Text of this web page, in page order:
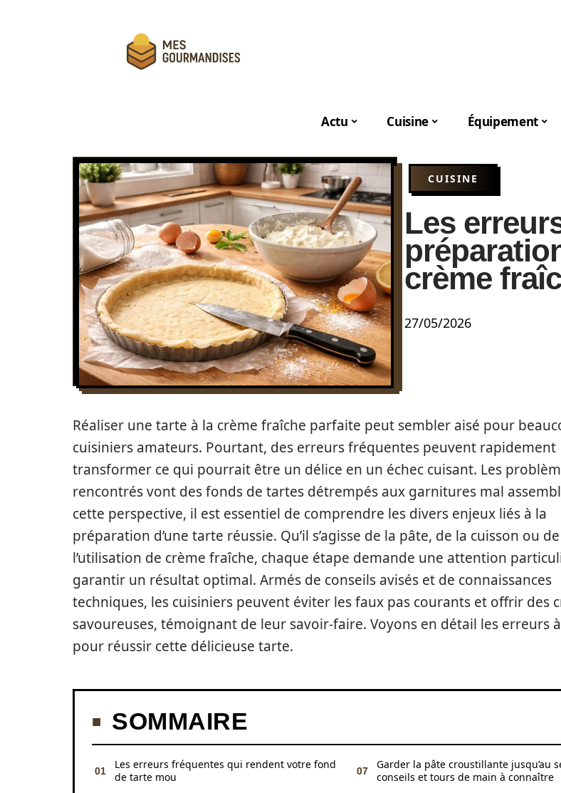
Actu Cuisine Équipement
CUISINE
Les
crème
27/05/2026
Réaliser une tarte à la crème fraîche parfaite peut sembler aisé pour
cuisiniers amateurs. Pourtant, des erreurs fréquentes peuvent rapidement
transformer ce qui pourrait être un délice en un échec cuisant. Les
rencontrés vont des fonds de tartes détrempés aux garnitures mal
cette perspective, il est essentiel de comprendre les divers enjeux liés à la
préparation d’une tarte réussie. Qu’il s’agisse de la pâte, de la cuisson ou de
l’utilisation de crème fraîche, chaque étape demande une attention
garantir un résultat optimal. Armés de conseils avisés et de connaissances
techniques, les cuisiniers peuvent éviter les faux pas courants et offrir des
savoureuses, témoignant de leur savoir-faire. Voyons en détail les erreurs
pour réussir cette délicieuse tarte.
SOMMAIRE
Les erreurs fréquentes qui rendent votre fond
de tarte mou
Garder la pâte croustillante jusqu’au
conseils et tours de main à connaître